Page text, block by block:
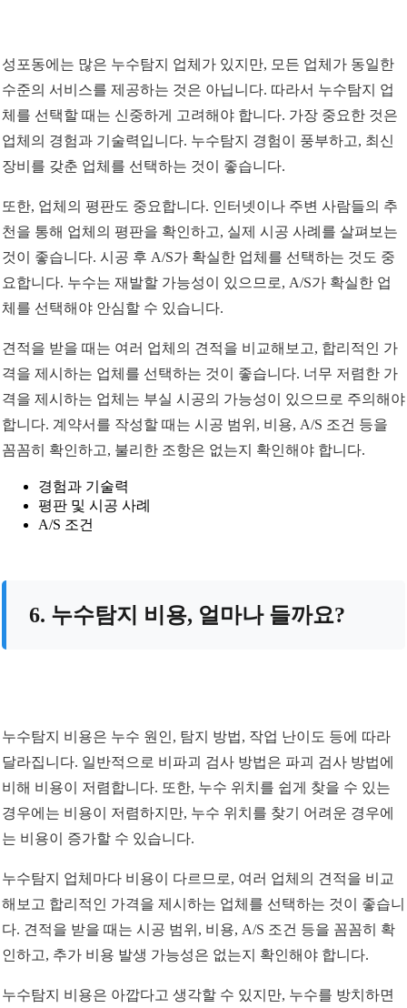
성포동에는 많은 누수탐지 업체가 있지만, 모든 업체가 동일한
수준의 서비스를 제공하는 것은 아닙니다. 따라서 누수탐지 업
체를 선택할 때는 신중하게 고려해야 합니다. 가장 중요한 것은
업체의 경험과 기술력입니다. 누수탐지 경험이 풍부하고, 최신
장비를 갖춘 업체를 선택하는 것이 좋습니다.
또한, 업체의 평판도 중요합니다. 인터넷이나 주변 사람들의 추
천을 통해 업체의 평판을 확인하고, 실제 시공 사례를 살펴보는
것이 좋습니다. 시공 후 A/S가 확실한 업체를 선택하는 것도 중
요합니다. 누수는 재발할 가능성이 있으므로, A/S가 확실한 업
체를 선택해야 안심할 수 있습니다.
견적을 받을 때는 여러 업체의 견적을 비교해보고, 합리적인 가
격을 제시하는 업체를 선택하는 것이 좋습니다. 너무 저렴한 가
격을 제시하는 업체는 부실 시공의 가능성이 있으므로 주의해야
합니다. 계약서를 작성할 때는 시공 범위, 비용, A/S 조건 등을
꼼꼼히 확인하고, 불리한 조항은 없는지 확인해야 합니다.
경험과 기술력
평판 및 시공 사례
A/S 조건
6. 누수탐지 비용, 얼마나 들까요?
누수탐지 비용은 누수 원인, 탐지 방법, 작업 난이도 등에 따라
달라집니다. 일반적으로 비파괴 검사 방법은 파괴 검사 방법에
비해 비용이 저렴합니다. 또한, 누수 위치를 쉽게 찾을 수 있는
경우에는 비용이 저렴하지만, 누수 위치를 찾기 어려운 경우에
는 비용이 증가할 수 있습니다.
누수탐지 업체마다 비용이 다르므로, 여러 업체의 견적을 비교
해보고 합리적인 가격을 제시하는 업체를 선택하는 것이 좋습니
다. 견적을 받을 때는 시공 범위, 비용, A/S 조건 등을 꼼꼼히 확
인하고, 추가 비용 발생 가능성은 없는지 확인해야 합니다.
누수탐지 비용은 아깝다고 생각할 수 있지만, 누수를 방치하면